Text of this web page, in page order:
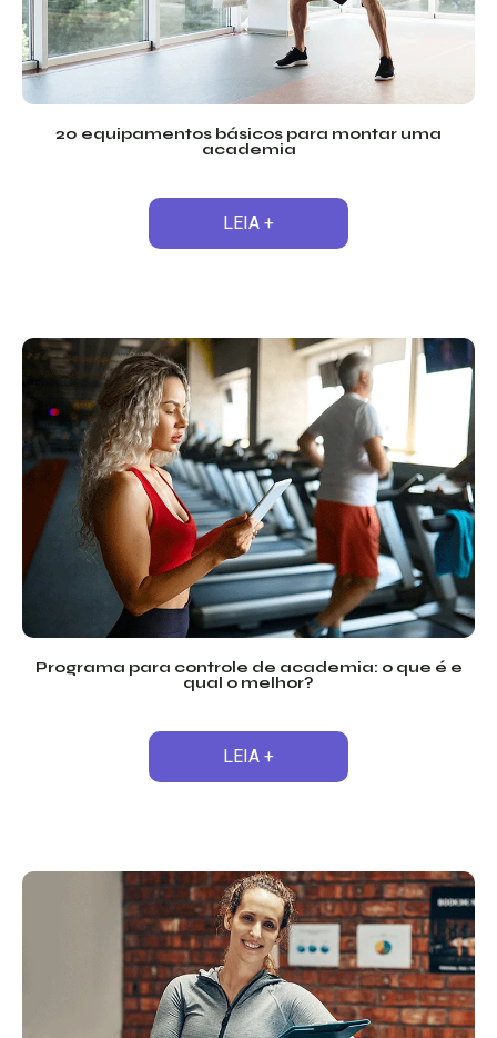
20 equipamentos básicos para montar uma
academia
LEIA +
Programa para controle de academia: o que é e
qual o melhor?
LEIA +